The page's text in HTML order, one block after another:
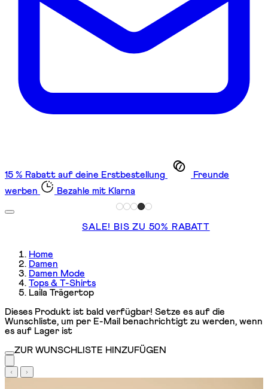
15 % Rabatt auf deine Erstbestellung
Freunde
werben
Bezahle mit Klarna
SALE! BIS ZU 50% RABATT
Home
Damen
Damen Mode
Tops & T-Shirts
Laila Trägertop
Dieses Produkt ist bald verfügbar! Setze es auf die
Wunschliste, um per E-Mail benachrichtigt zu werden, wenn
es auf Lager ist
ZUR WUNSCHLISTE HINZUFÜGEN